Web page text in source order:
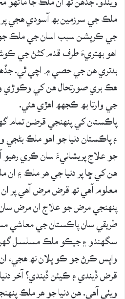
ملڪ جي سرزمين بھ آسودي ھجي
جي ڪرپشن سبب اسان جي ملڪ جو
اھو بھتريءَ طرف قدم کڻڻ جي
بدتري ھن جي حصي ۾ اچي ٿي.
ھڪ بري صورتحال ھن کي وڪوڙي
جي وارتا بھ ڪجھھ اھڙي ھئي.
پاڪستان کي پنھنجي قرضن تمام
۽ پاڪستان دنيا جو اھو ملڪ بڻجي
جو علاج پريشانيءَ سان ڪري
ھن کي ڇا پر دنيا جي ھر ملڪ ۽
معلوم آھي تھ قرض مرض آھي پر
پنھنجي مرض جو علاج ان مرض
طريقي سان پاڪستان جي معاشي
سگھندو ۽ جيڪو ملڪ مسلسل
واپس ڪرڻ جو ڪو پلان نھ ھجي،
قرض ڏيندي ۽ ڪيئن ڏيندي؟ آخر
ويٺي آھي. ھن دنيا جو ھر ملڪ